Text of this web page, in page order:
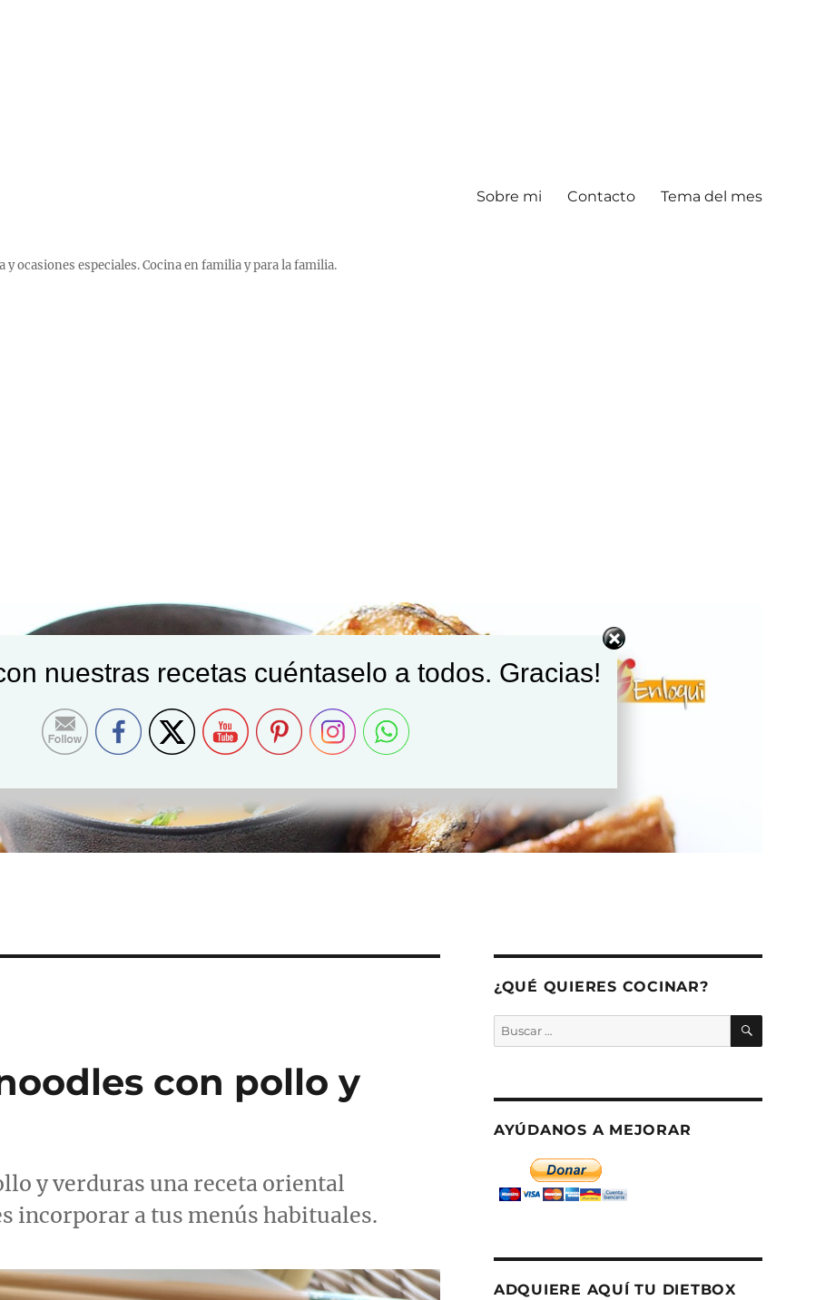
y ocasiones especiales. Cocina en familia y para la familia.
Sobre mi Contacto Tema del mes
con pollo y
y verduras una receta oriental
incorporar a tus menús habituales.
¿QUÉ QUIERES COCINAR?
Buscar
por:
BUSCAR
AYÚDANOS A MEJORAR
ADQUIERE AQUÍ TU DIETBOX
nuestras recetas cuéntaselo a todos. Gracias!